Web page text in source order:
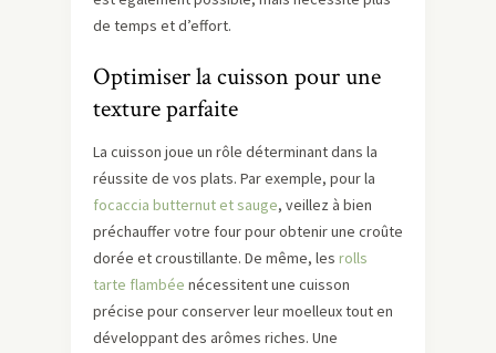
de temps et d’effort.
Optimiser la cuisson pour une
texture parfaite
La cuisson joue un rôle déterminant dans la
réussite de vos plats. Par exemple, pour la
focaccia butternut et sauge, veillez à bien
préchauffer votre four pour obtenir une croûte
dorée et croustillante. De même, les rolls
tarte flambée nécessitent une cuisson
précise pour conserver leur moelleux tout en
développant des arômes riches. Une